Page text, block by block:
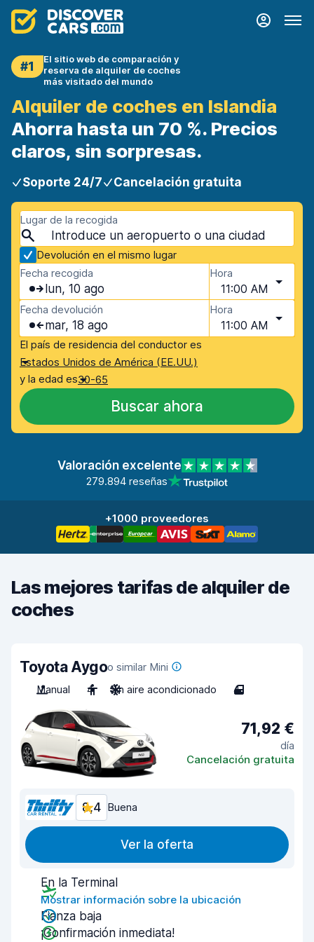
#1
El sitio web de comparación y
reserva de alquiler de coches
más visitado del mundo
Alquiler de coches en Islandia
Ahorra hasta un 70 %. Precios
claros, sin sorpresas.
Soporte 24/7 Cancelación gratuita
Lugar de la recogida
Devolución en el mismo lugar
Fecha recogida
lun, 10 ago
Hora
11:00 AM
Fecha devolución
mar, 18 ago
Hora
11:00 AM
El país de residencia del conductor es
Estados Unidos de América (EE.UU.)
y la edad es30-65
Buscar ahora
Valoración excelente
279.894 reseñas
+1000 proveedores
Las mejores tarifas de alquiler de
coches
Toyota Aygoo similar Mini
Manual
4 Sin aire acondicionado 4
71,92 €
día
Cancelación gratuita
8,4 Buena
Ver la oferta
En la Terminal
Mostrar información sobre la ubicación
Fianza baja
¡Confirmación inmediata!